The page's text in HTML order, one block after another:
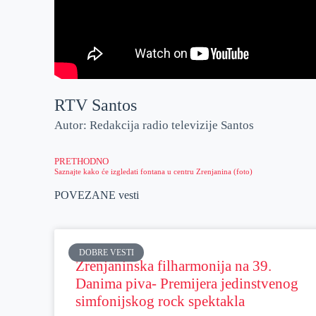
RTV Santos
Autor: Redakcija radio televizije Santos
PRETHODNO
Saznajte kako će izgledati fontana u centru Zrenjanina (foto)
POVEZANE vesti
DOBRE VESTI
Zrenjaninska filharmonija na 39.
Danima piva- Premijera jedinstvenog
simfonijskog rock spektakla